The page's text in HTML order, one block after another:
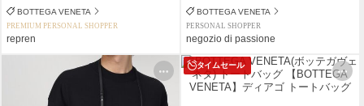
BOTTEGA VENETA
PREMIUM PERSONAL SHOPPER
repren
BOTTEGA VENETA
PERSONAL SHOPPER
negozio di passione
タイムセール